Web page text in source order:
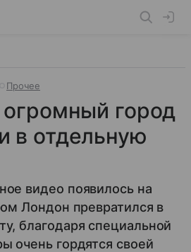
Прочее
город
в отдельную
видео появилось на
Лондон превратился в
благодаря специальной
очень гордятся своей